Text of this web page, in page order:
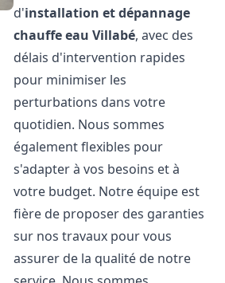
d'installation et dépannage
chauffe eau Villabé, avec des
délais d'intervention rapides
pour minimiser les
perturbations dans votre
quotidien. Nous sommes
également flexibles pour
s'adapter à vos besoins et à
votre budget. Notre équipe est
fière de proposer des garanties
sur nos travaux pour vous
assurer de la qualité de notre